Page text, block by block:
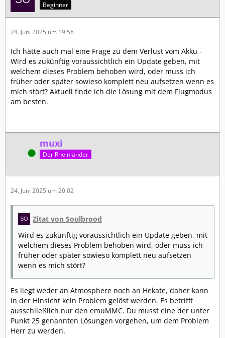
Beginner
24. Juni 2025 um 19:56
Ich hätte auch mal eine Frage zu dem Verlust vom Akku -
Wird es zukünftig voraussichtlich ein Update geben, mit
welchem dieses Problem behoben wird, oder muss ich
früher oder später sowieso komplett neu aufsetzen wenn es
mich stört? Aktuell finde ich die Lösung mit dem Flugmodus
am besten.
Online
muxi
Der Rheinländer
24. Juni 2025 um 20:02
Zitat von Soulbrood
Wird es zukünftig voraussichtlich ein Update geben, mit
welchem dieses Problem behoben wird, oder muss ich
früher oder später sowieso komplett neu aufsetzen
wenn es mich stört?
Es liegt weder an Atmosphere noch an Hekate, daher kann
in der Hinsicht kein Problem gelöst werden. Es betrifft
ausschließlich nur den emuMMC. Du musst eine der unter
Punkt 25 genannten Lösungen vorgehen, um dem Problem
Herr zu werden.